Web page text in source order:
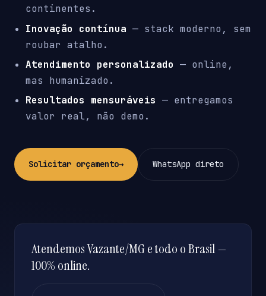
continentes.
Inovação contínua — stack moderno, sem
roubar atalho.
Atendimento personalizado — online,
mas humanizado.
Resultados mensuráveis — entregamos
valor real, não demo.
Solicitar orçamento→ WhatsApp direto
Atendemos Vazante/MG e todo o Brasil —
100% online.